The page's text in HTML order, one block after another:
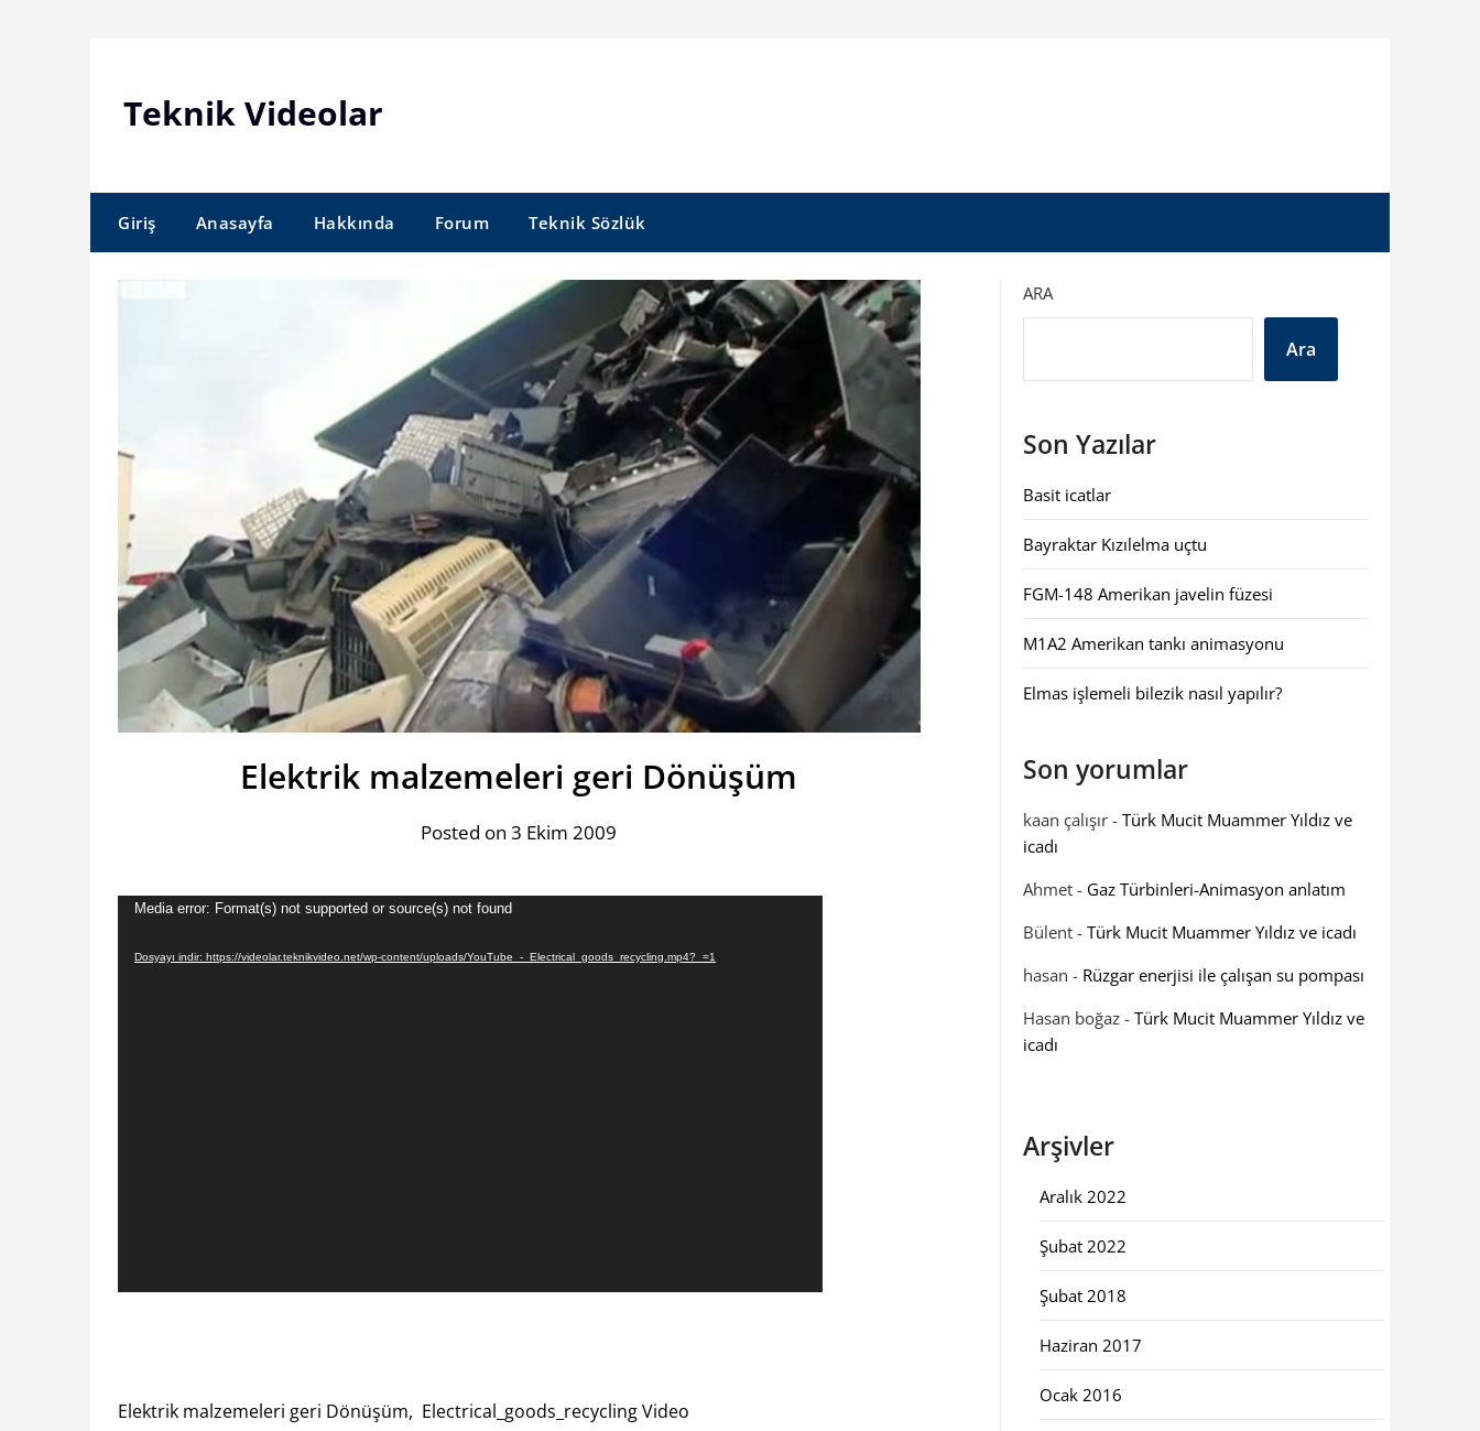
Teknik Videolar
Giriş Anasayfa Hakkında Forum Teknik Sözlük
Elektrik malzemeleri geri Dönüşüm
Posted on 3 Ekim 2009
Video
Media error: Format(s) not supported or source(s) not found
Dosyayı indir: https://videolar.teknikvideo.net/wp-content/uploads/YouTube_-_Electrical_goods_recycling.mp4?_=1
Elektrik malzemeleri geri Dönüşüm, Electrical_goods_recycling Video
ARA
Ara
Son Yazılar
Basit icatlar
Bayraktar Kızılelma uçtu
FGM-148 Amerikan javelin füzesi
M1A2 Amerikan tankı animasyonu
Elmas işlemeli bilezik nasıl yapılır?
Son yorumlar
kaan çalışır- Türk Mucit Muammer Yıldız ve
icadı
Ahmet- Gaz Türbinleri-Animasyon anlatım
Bülent- Türk Mucit Muammer Yıldız ve icadı
hasan - Rüzgar enerjisi ile çalışan su pompası
Hasan boğaz- Türk Mucit Muammer Yıldız ve
icadı
Arşivler
Aralık 2022
Şubat 2022
Şubat 2018
Haziran 2017
Ocak 2016